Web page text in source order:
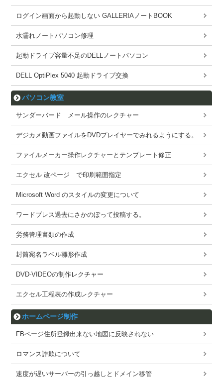
ログイン画面から起動しない GALLERIAノートBOOK
水濡れノートパソコン修理
起動ドライブ容量不足のDELLノートパソコン
DELL OptiPlex 5040 起動ドライブ交換
パソコン教室
サンダーバード メール操作のレクチャー
デジカメ動画ファイルをDVDプレイヤーでみれるようにする。
ファイルメーカー操作レクチャーとテンプレート修正
エクセル 改ページ で印刷範囲指定
Microsoft Word のスタイルの変更について
ワードブレス過去にさかのぼって投稿する。
労務管理書類の作成
封筒宛名ラベル雛形作成
DVD-VIDEOの制作レクチャー
エクセル工程表の作成レクチャー
ホームページ制作
FBページ住所登録出来ない地図に反映されない
ロマンス詐欺について
速度が遅いサーバーの引っ越しとドメイン移管